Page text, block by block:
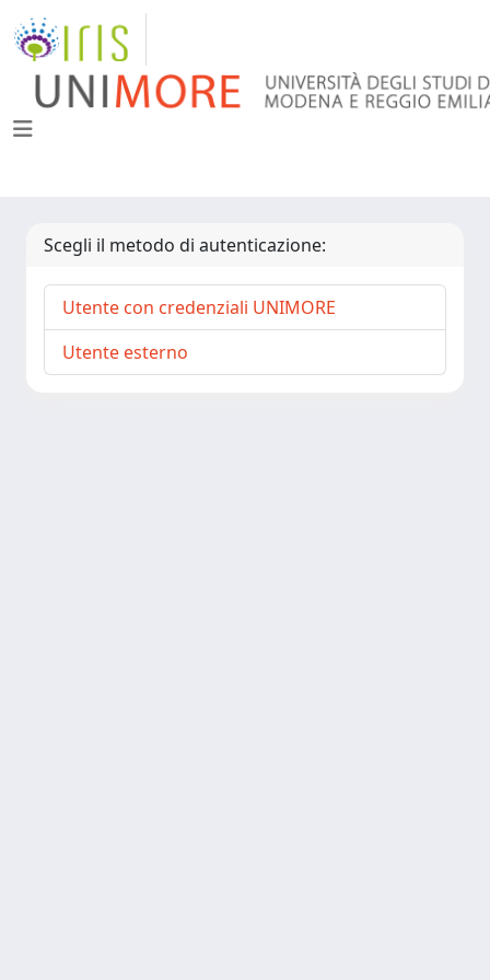
Scegli il metodo di autenticazione:
Utente con credenziali UNIMORE
Utente esterno